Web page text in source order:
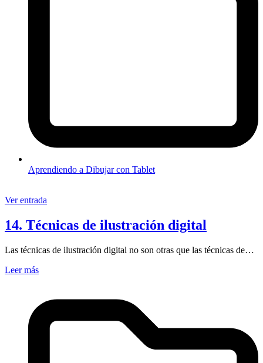
Aprendiendo a Dibujar con Tablet
Ver entrada
14. Técnicas de ilustración digital
Las técnicas de ilustración digital no son otras que las técnicas de…
Leer más